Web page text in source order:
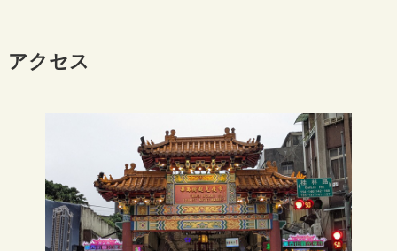
アクセス